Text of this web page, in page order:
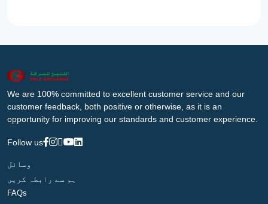
We are 100% committed to excellent customer service and our
customer feedback, both positive or otherwise, as it is an
opportunity for improving our standards and customer experience.
Follow us
وسائل
ہم سے رابطہ کریں
FAQs